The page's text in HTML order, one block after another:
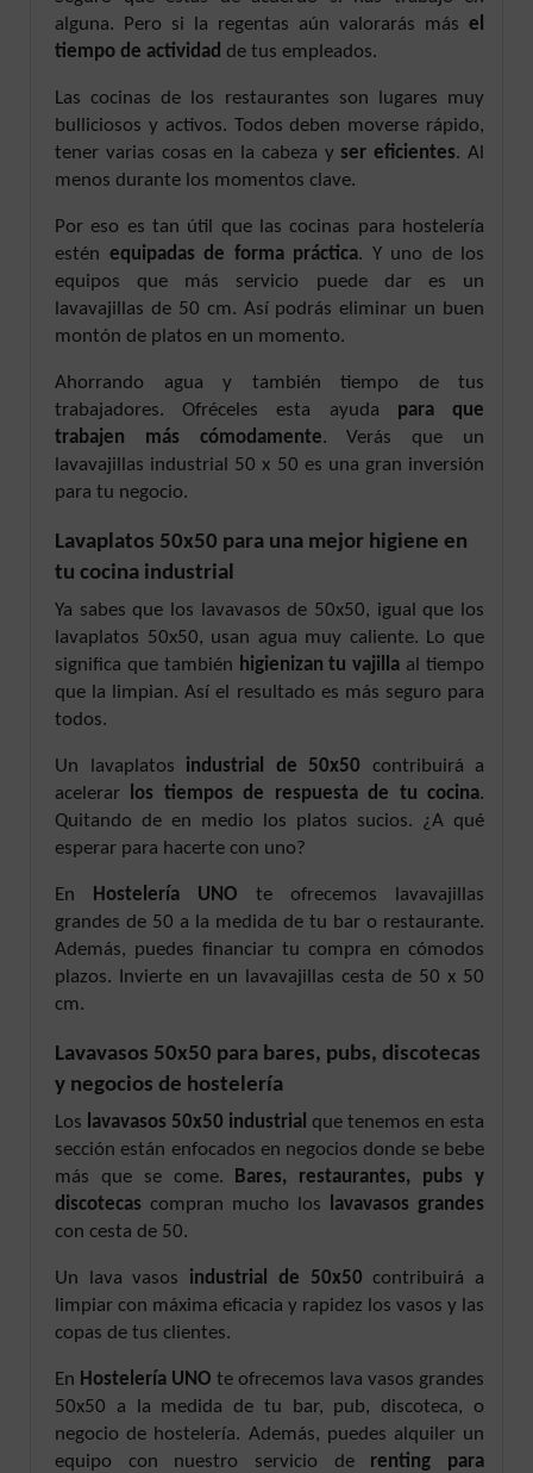
alguna. Pero si la regentas aún valorarás más el
tiempo de actividad de tus empleados.
Las cocinas de los restaurantes son lugares muy
bulliciosos y activos. Todos deben moverse rápido,
tener varias cosas en la cabeza yser eficientes. Al
menos durante los momentos clave.
Por eso es tan útil que las cocinas para hostelería
estén equipadas de forma práctica. Y uno de los
equipos que más servicio puede dar es un
lavavajillas de 50 cm. Así podrás eliminar un buen
montón de platos en un momento.
Ahorrando agua y también tiempo de tus
trabajadores. Ofréceles esta ayuda para que
trabajen más cómodamente. Verás que un
lavavajillas industrial 50 x 50 es una gran inversión
para tu negocio.
Lavaplatos 50x50 para una mejor higiene en
tu cocina industrial
Ya sabes que los lavavasos de 50x50, igual que los
lavaplatos 50x50, usan agua muy caliente. Lo que
significa que también higienizan tu vajilla al tiempo
que la limpian. Así el resultado es más seguro para
todos.
Un lavaplatos industrial de 50x50 contribuirá a
acelerar
los tiempos de respuesta de tu cocina.
Quitando de en medio los platos sucios. ¿A qué
esperar para hacerte con uno?
En Hostelería UNO te ofrecemos lavavajillas
grandes de 50 a la medida de tu bar o restaurante.
Además, puedes financiar tu compra en cómodos
plazos. Invierte en un lavavajillas cesta de 50 x 50
cm.
Lavavasos 50x50 para bares, pubs, discotecas
y negocios de hostelería
Los lavavasos 50x50 industrial que tenemos en esta
sección están enfocados en negocios donde se bebe
más que se come.
Bares, restaurantes, pubs y
discotecas compran mucho los
lavavasos grandes
con cesta de 50.
Un lava vasos industrial de 50x50 contribuirá a
limpiar con máxima eficacia y rapidez los vasos y las
copas de tus clientes.
En Hostelería UNO te ofrecemos lava vasos grandes
50x50 a la medida de tu bar, pub, discoteca, o
negocio de hostelería. Además, puedes alquiler un
equipo con nuestro servicio de renting para